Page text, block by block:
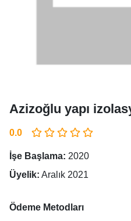
Azizoğlu yapı
0.0
İşe Başlama: 2020
Üyelik: Aralık 2021
Ödeme Metodları